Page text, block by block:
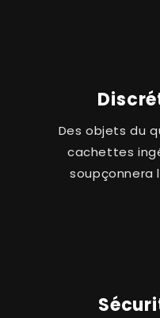
Des objets du
cachettes
soupçonnera